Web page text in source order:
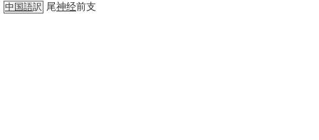
中国語訳 尾神经前支